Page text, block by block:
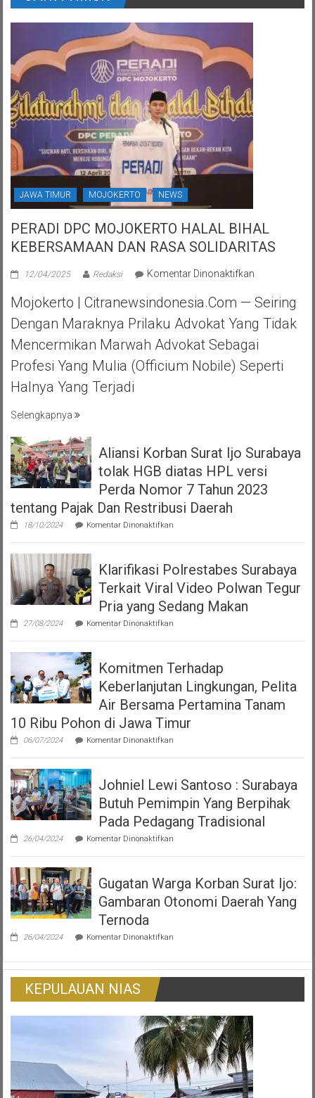
JAWA TIMUR MOJOKERTO NEWS
PERADI DPC MOJOKERTO HALAL BIHAL
KEBERSAMAAN DAN RASA SOLIDARITAS
12/04/2025 Redaksi Komentar Dinonaktifkan
DPC
MOJOKERTO
HALAL
BIHAL
DAN
Mojokerto | Citranewsindonesia.com — Seiring
Dengan Maraknya Prilaku Advokat Yang Tidak
Mencermikan Marwah Advokat Sebagai
Profesi Yang Mulia (officium Nobile) Seperti
Halnya Yang Terjadi
Selengkapnya
Aliansi Korban Surat Ijo Surabaya
tolak HGB diatas HPL versi
Perda Nomor 7 Tahun 2023
tentang Pajak Dan Restribusi Daerah
18/10/2024 Komentar Dinonaktifkan
Korban
Ijo
tolak
HGB
diatas
7
Tahun
2023
tentang
Dan
Klarifikasi Polrestabes Surabaya
Terkait Viral Video Polwan Tegur
Pria yang Sedang Makan
27/08/2024 Komentar Dinonaktifkan
Polrestabes
Terkait
Video
Polwan
Tegur
Pria
Komitmen Terhadap
Keberlanjutan Lingkungan, Pelita
Air Bersama Pertamina Tanam
10 Ribu Pohon di Jawa Timur
06/07/2024 Komentar Dinonaktifkan
Terhadap
Lingkungan,
Air
Bersama
Pertamina
di
Timur
Johniel Lewi Santoso : Surabaya
Butuh Pemimpin Yang Berpihak
Pada Pedagang Tradisional
26/04/2024 Komentar Dinonaktifkan
Lewi
:
Surabaya
Butuh
Tradisional
Gugatan Warga Korban Surat Ijo:
Gambaran Otonomi Daerah Yang
Ternoda
26/04/2024 Komentar Dinonaktifkan
Korban
Surat
Gambaran
Daerah
Yang
Ternoda
KEPULAUAN NIAS